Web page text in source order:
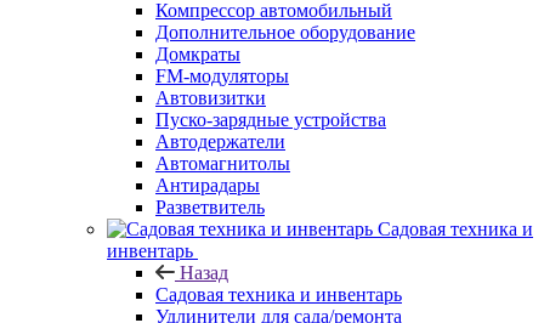
Компрессор автомобильный
Дополнительное оборудование
Домкраты
FM-модуляторы
Автовизитки
Пуско-зарядные устройства
Автодержатели
Автомагнитолы
Антирадары
Разветвитель
Садовая техника и
инвентарь
Назад
Садовая техника и инвентарь
Удлинители для сада/ремонта